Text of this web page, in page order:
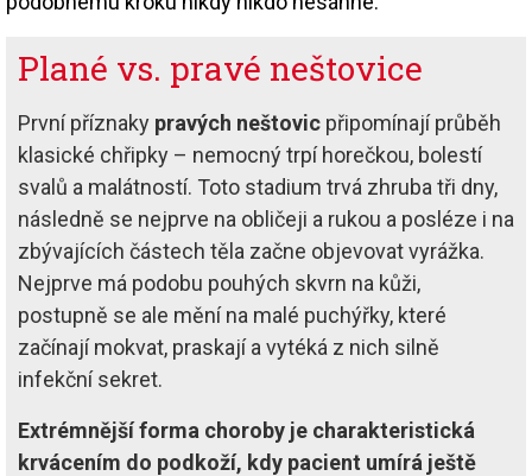
Plané vs. pravé neštovice
První příznaky pravých neštovic připomínají průběh
klasické chřipky – nemocný trpí horečkou, bolestí
svalů a malátností. Toto stadium trvá zhruba tři dny,
následně se nejprve na obličeji a rukou a posléze i na
zbývajících částech těla začne objevovat vyrážka.
Nejprve má podobu pouhých skvrn na kůži,
postupně se ale mění na malé puchýřky, které
začínají mokvat, praskají a vytéká z nich silně
infekční sekret.
Extrémnější forma choroby je charakteristická
krvácením do podkoží, kdy pacient umírá ještě